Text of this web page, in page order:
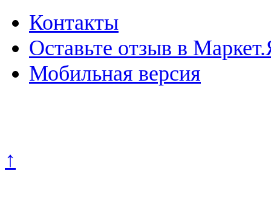
Контакты
Оставьте отзыв в
Мобильная версия
↑